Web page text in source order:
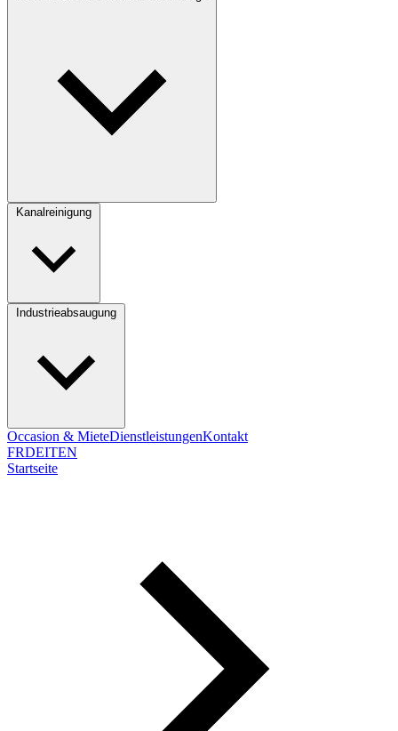
Occasion & MieteDienstleistungenKontakt
FRDEITEN
Startseite